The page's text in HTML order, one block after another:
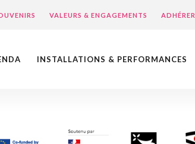
VALEURS & ENGAGEMENTS ADHÉRER
INSTALLATIONS & PERFORMANCES